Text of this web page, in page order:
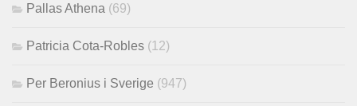
Pallas Athena (69)
Patricia Cota-Robles (12)
Per Beronius i Sverige (947)